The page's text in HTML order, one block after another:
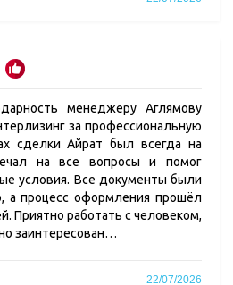
менеджеру Аглямову
за профессиональную
сделки Айрат был всегда на
на все вопросы и помог
условия. Все документы были
а процесс оформления прошёл
Приятно работать с человеком,
заинтересован…
22/07/2026